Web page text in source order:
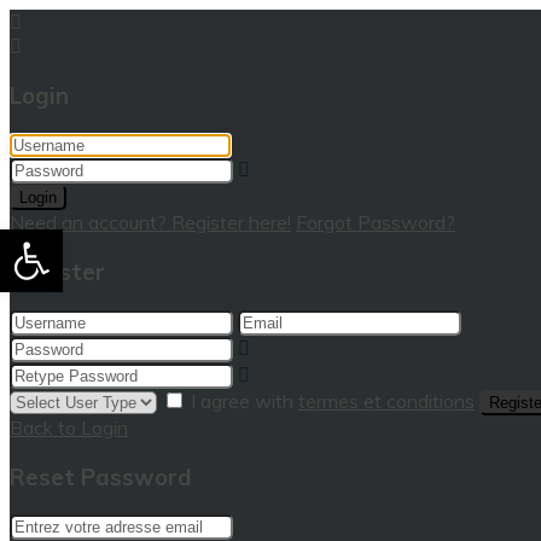
Login
Login
Need an account? Register here! Forgot Password?
Register
I agree with termes et conditions
Back to Login
Reset Password
Ouvrir la barre d’outils